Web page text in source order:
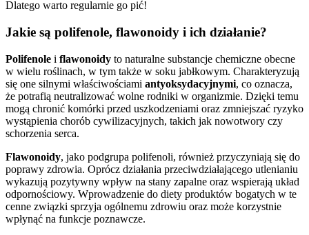
Dlatego warto regularnie go pić!
Jakie są polifenole, flawonoidy i ich działanie?
Polifenole i flawonoidy to naturalne substancje chemiczne obecne
w wielu roślinach, w tym także w soku jabłkowym. Charakteryzują
się one silnymi właściwościami antyoksydacyjnymi, co oznacza,
że potrafią neutralizować wolne rodniki w organizmie. Dzięki temu
mogą chronić komórki przed uszkodzeniami oraz zmniejszać ryzyko
wystąpienia chorób cywilizacyjnych, takich jak nowotwory czy
schorzenia serca.
Flawonoidy, jako podgrupa polifenoli, również przyczyniają się do
poprawy zdrowia. Oprócz działania przeciwdziałającego utlenianiu
wykazują pozytywny wpływ na stany zapalne oraz wspierają układ
odpornościowy. Wprowadzenie do diety produktów bogatych w te
cenne związki sprzyja ogólnemu zdrowiu oraz może korzystnie
wpłynąć na funkcje poznawcze.